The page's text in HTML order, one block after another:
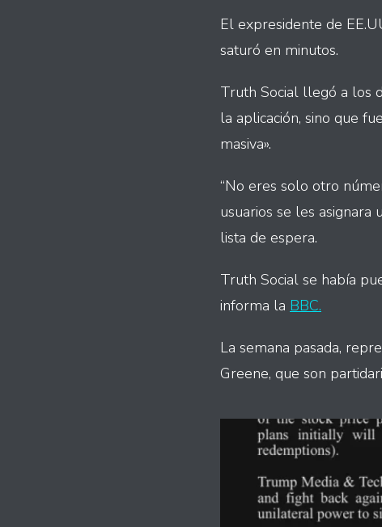
El expresidente de
saturó en minutos.
Truth Social llegó a los
la aplicación, sino que
masiva».
“No eres solo otro
usuarios se les
lista de espera.
Truth Social se había
informa la BBC.
La semana pasada,
Greene, que son